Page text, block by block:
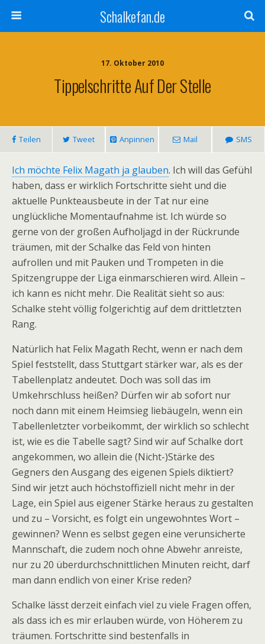
Schalkefan.de
17. Oktober 2010
Tippelschritte Auf Der Stelle
Teilen Tweet Anpinnen Mail SMS
Ich möchte Felix Magath ja glauben. Ich will das Gefühl
haben, dass er wirklich Fortschritte sieht und die
aktuelle Punkteausbeute in der Tat nur eine
unglückliche Momentaufnahme ist. Ich würde so
gerne von der großen Aufholjagd in der Rückrunde
träumen, mit der Schalke das Feld von hinten
aufrollen und mit Pauken und Trompeten in die
Spitzengruppe der Liga einmarschieren wird. Allein –
ich kann es nicht mehr. Die Realität sieht so aus:
Schalke steht völlig folgerichtig auf dem drittletzten
Rang.
Natürlich hat Felix Magath Recht, wenn er nach dem
Spiel feststellt, dass Stuttgart stärker war, als es der
Tabellenplatz andeutet. Doch was soll das im
Umkehrschluss heißen? Dürfen wir ab sofort nur
noch dann mit einem Heimsieg liebäugeln, wenn ein
Tabellenletzter vorbeikommt, der wirklich so schlecht
ist, wie es die Tabelle sagt? Sind wir auf Schalke dort
angekommen, wo allein die (Nicht-)Stärke des
Gegners den Ausgang des eigenen Spiels diktiert?
Sind wir jetzt auch höchstoffiziell nicht mehr in der
Lage, ein Spiel aus eigener Stärke heraus zu gestalten
und zu – Vorsicht, es folgt ein ungewohntes Wort –
gewinnen? Wenn es selbst gegen eine verunsicherte
Mannschaft, die zudem noch ohne Abwehr anreiste,
nur zu 20 überdurchschnittlichen Minuten reicht, darf
man dann endlich von einer Krise reden?
Schalke lässt derzeit einfach viel zu viele Fragen offen,
als dass ich es mir erlauben würde, von Höherem zu
träumen. Fortschritte sind bestenfalls in